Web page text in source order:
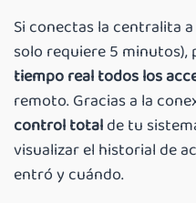
Si conectas la centralita
solo requiere 5 minutos),
tiempo real todos los
remoto. Gracias a la
control totalde tu
visualizar el historial de
entró y cuándo.